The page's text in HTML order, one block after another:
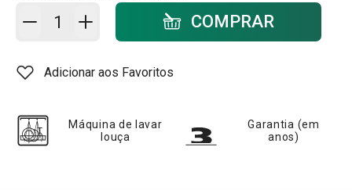
Adicionar ao carrinho - quantidadeCOMPRAR
Adicionar aos Favoritos
Máquina de lavar
louça
Garantia (em
anos)